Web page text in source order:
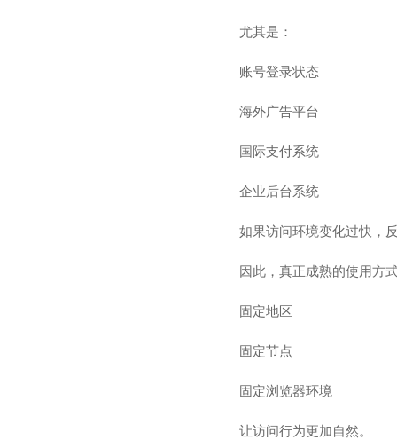
尤其是：
账号登录状态
海外广告平台
国际支付系统
企业后台系统
如果访问环境变化过快，
因此，真正成熟的使用方
固定地区
固定节点
固定浏览器环境
让访问行为更加自然。